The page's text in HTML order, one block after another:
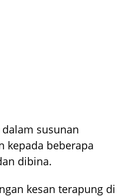
susunan
kepada beberapa
dibina.
kesan terapung di